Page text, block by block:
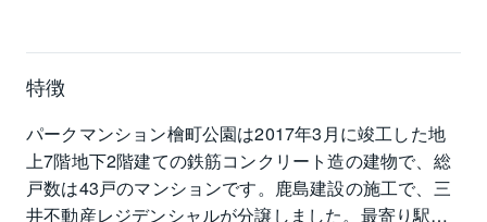
特徴
パークマンション檜町公園は2017年3月に竣工した地
上7階地下2階建ての鉄筋コンクリート造の建物で、総
戸数は43戸のマンションです。鹿島建設の施工で、三
井不動産レジデンシャルが分譲しました。最寄り駅は